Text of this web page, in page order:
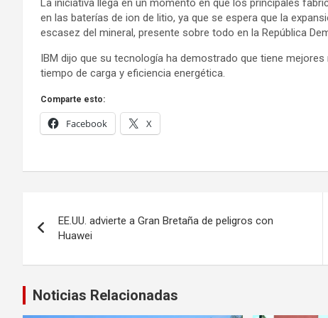
La iniciativa llega en un momento en que los principales
en las baterías de ion de litio, ya que se espera que la
escasez del mineral, presente sobre todo en la República
IBM dijo que su tecnología ha demostrado que tiene
tiempo de carga y eficiencia energética.
Comparte esto:
Facebook X
de
entradas
EE.UU. advierte a Gran Bretaña de peligros con
Huawei
Noticias Relacionadas